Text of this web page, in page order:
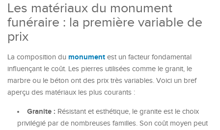
Les matériaux du monument
funéraire : la première variable de
prix
La composition du monument est un facteur fondamental
influençant le coût. Les pierres utilisées comme le granit, le
marbre ou le béton ont des prix très variables. Voici un bref
aperçu des matériaux les plus courants :
Granite : Résistant et esthétique, le granite est le choix
privilégié par de nombreuses familles. Son coût moyen peut